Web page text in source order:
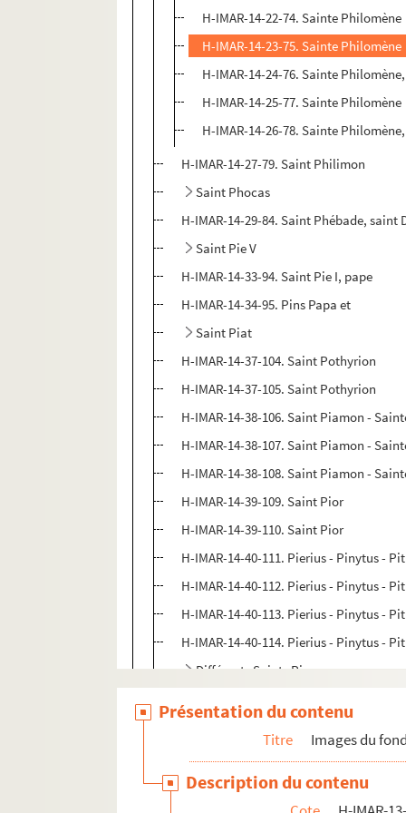
H-IMAR-14-22-74. Sainte Philomène
H-IMAR-14-23-75. Sainte Philomène
H-IMAR-14-24-76. Sainte
H-IMAR-14-25-77. Sainte Philomène
H-IMAR-14-26-78. Sainte
H-IMAR-14-27-79. Saint Philimon
Saint Phocas
H-IMAR-14-29-84. Saint Phébade,
Saint Pie V
H-IMAR-14-33-94. Saint Pie I, pape
H-IMAR-14-34-95. Pins Papa et
Saint Piat
H-IMAR-14-37-104. Saint Pothyrion
H-IMAR-14-37-105. Saint Pothyrion
H-IMAR-14-38-106. Saint Piamon -
H-IMAR-14-38-107. Saint Piamon -
H-IMAR-14-38-108. Saint Piamon -
H-IMAR-14-39-109. Saint Pior
H-IMAR-14-39-110. Saint Pior
H-IMAR-14-40-111. Pierius - Pinytus -
H-IMAR-14-40-112. Pierius - Pinytus -
H-IMAR-14-40-113. Pierius - Pinytus -
H-IMAR-14-40-114. Pierius - Pinytus -
Différents Saints Pierre
H-IMAR-14-84-206. Patient, évêque
Présentation du contenu
Titre Images du
Description du contenu